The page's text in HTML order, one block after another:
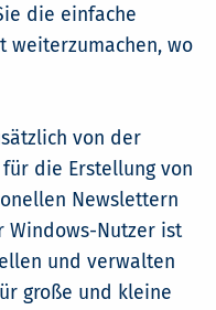
die einfache
weiterzumachen, wo
von der
für die Erstellung von
Newslettern
Windows-Nutzer ist
und verwalten
große und kleine